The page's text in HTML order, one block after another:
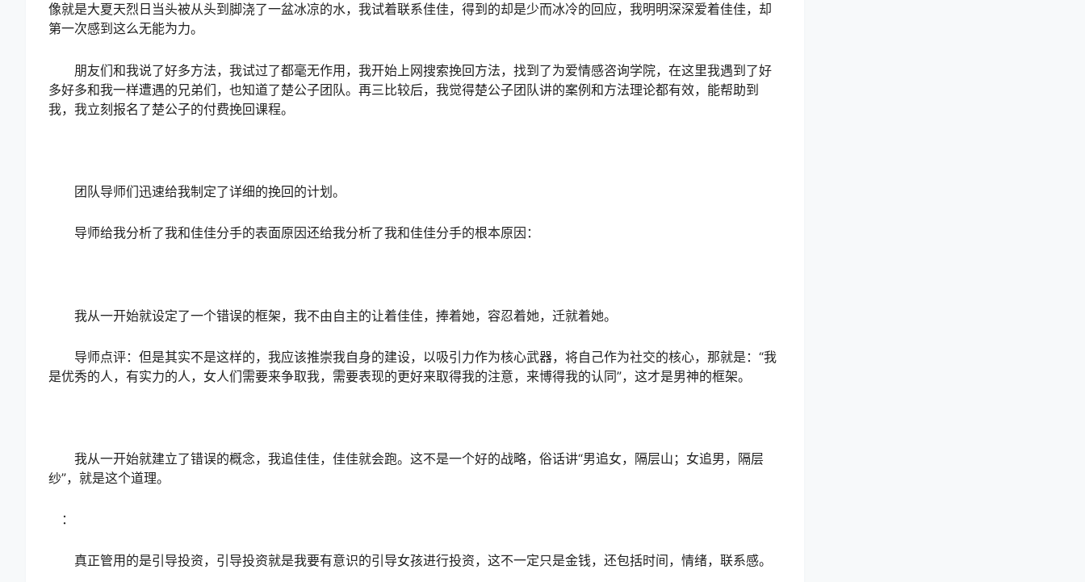
像就是大夏天烈日当头被从头到脚浇了一盆冰凉的水，我试着联系佳佳，得到的却是少而冰冷的回应，我明明深深爱着佳佳，却
第一次感到这么无能为力。
朋友们和我说了好多方法，我试过了都毫无作用，我开始上网搜索挽回方法，找到了为爱情感咨询学院，在这里我遇到了好
多好多和我一样遭遇的兄弟们，也知道了楚公子团队。再三比较后，我觉得楚公子团队讲的案例和方法理论都有效，能帮助到
我，我立刻报名了楚公子的付费挽回课程。
团队导师们迅速给我制定了详细的挽回的计划。
导师给我分析了我和佳佳分手的表面原因还给我分析了我和佳佳分手的根本原因：
我从一开始就设定了一个错误的框架，我不由自主的让着佳佳，捧着她，容忍着她，迁就着她。
导师点评：但是其实不是这样的，我应该推崇我自身的建设，以吸引力作为核心武器，将自己作为社交的核心，那就是：“我
是优秀的人，有实力的人，女人们需要来争取我，需要表现的更好来取得我的注意，来博得我的认同”，这才是男神的框架。
我从一开始就建立了错误的概念，我追佳佳，佳佳就会跑。这不是一个好的战略，俗话讲“男追女，隔层山；女追男，隔层
纱”，就是这个道理。
：
真正管用的是引导投资，引导投资就是我要有意识的引导女孩进行投资，这不一定只是金钱，还包括时间，情绪，联系感。